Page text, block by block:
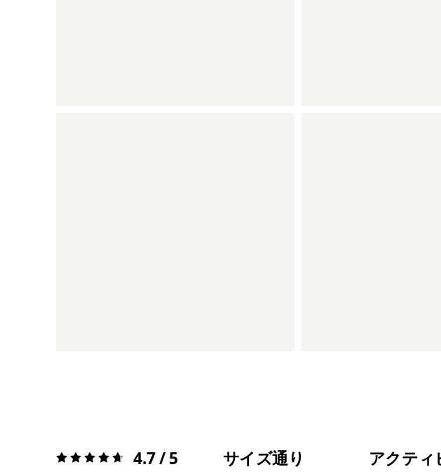
評価:4.7 / 5 4.7 / 5 サイズ通り アクティ